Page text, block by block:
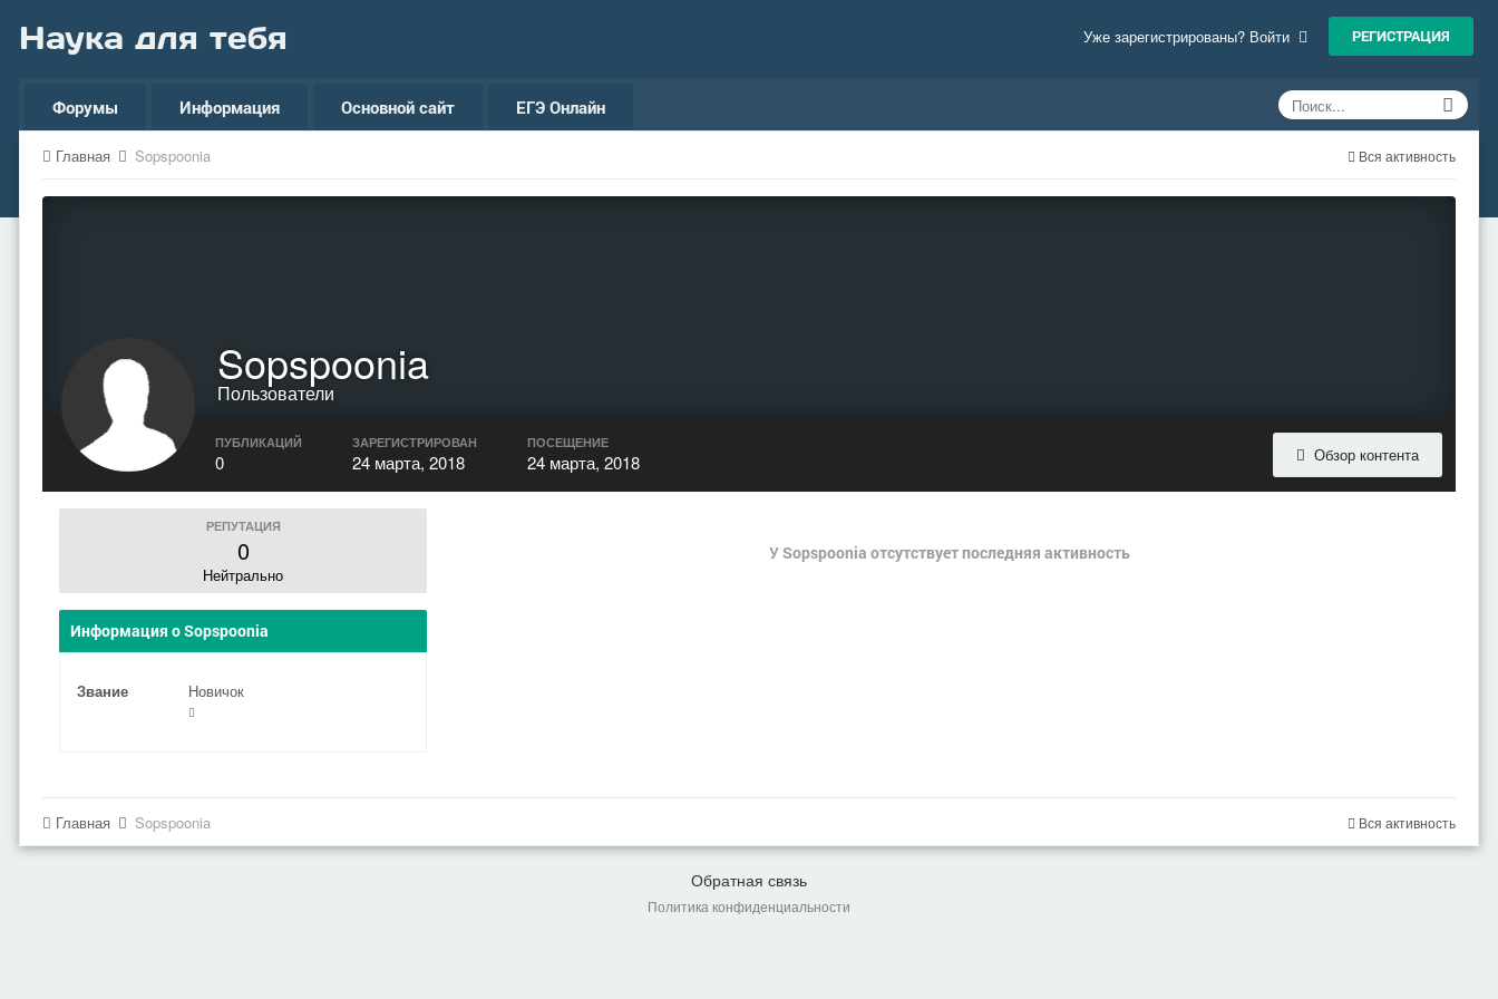
Наука для тебя Уже зарегистрированы? Войти РЕГИСТРАЦИЯ
Форумы Информация Основной сайт ЕГЭ Онлайн
Вся активность
Главная Sopspoonia
Sopspoonia
Пользователи
Обзор контента
ПУБЛИКАЦИЙ
0
ЗАРЕГИСТРИРОВАН
24 марта, 2018
ПОСЕЩЕНИЕ
24 марта, 2018
РЕПУТАЦИЯ
0
Нейтрально
Информация о Sopspoonia
Звание Новичок
У Sopspoonia отсутствует последняя активность
Вся активность
Главная Sopspoonia
Обратная связь
Политика конфиденциальности